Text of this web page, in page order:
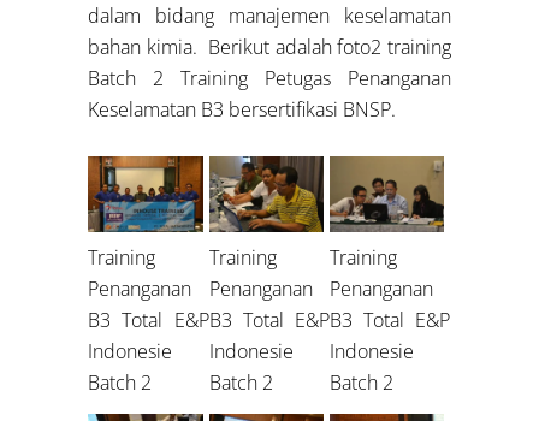
dalam bidang manajemen keselamatan
bahan kimia. Berikut adalah foto2 training
Batch 2 Training Petugas Penanganan
Keselamatan B3 bersertifikasi BNSP.
Training
Penanganan
B3 Total E&P
Indonesie
Batch 2
Training
Penanganan
B3 Total E&P
Indonesie
Batch 2
Training
Penanganan
B3 Total E&P
Indonesie
Batch 2